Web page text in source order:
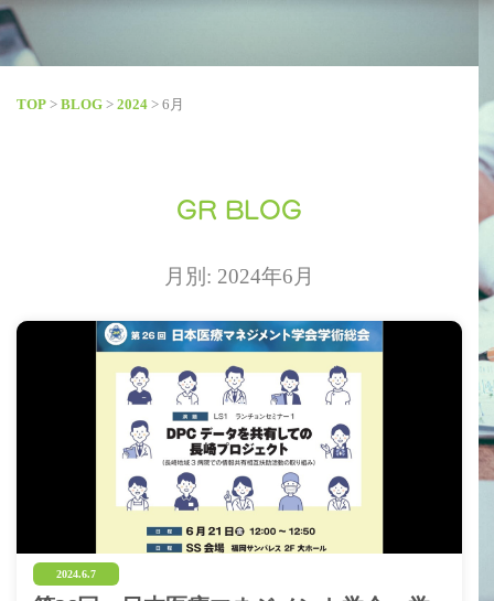
TOP > BLOG > 2024 > 6月
GR BLOG
月別: 2024年6月
2024.6.7